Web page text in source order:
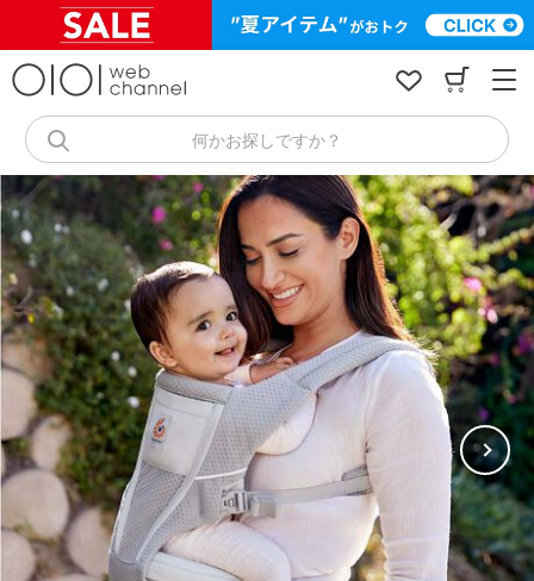
キ
ッ
プ
何かお探しですか？